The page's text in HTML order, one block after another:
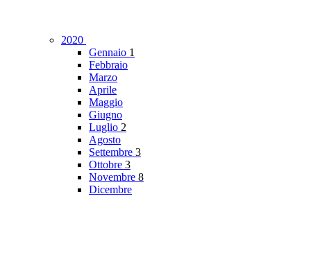
2020
Gennaio 1
Febbraio
Marzo
Aprile
Maggio
Giugno
Luglio 2
Agosto
Settembre 3
Ottobre 3
Novembre 8
Dicembre